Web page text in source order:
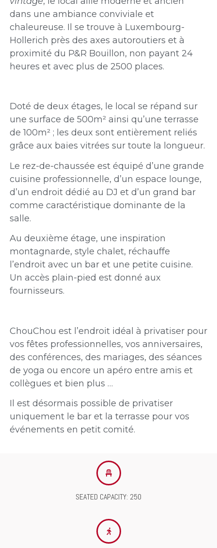
dans une ambiance conviviale et
chaleureuse. Il se trouve à Luxembourg-
Hollerich près des axes autoroutiers et à
proximité du P&R Bouillon, non payant 24
heures et avec plus de 2500 places.
Doté de deux étages, le local se répand sur
une surface de 500m² ainsi qu’une terrasse
de 100m² ; les deux sont entièrement reliés
grâce aux baies vitrées sur toute la longueur.
Le rez-de-chaussée est équipé d’une grande
cuisine professionnelle, d’un espace lounge,
d’un endroit dédié au DJ et d’un grand bar
comme caractéristique dominante de la
salle.
Au deuxième étage, une inspiration
montagnarde, style chalet, réchauffe
l’endroit avec un bar et une petite cuisine.
Un accès plain-pied est donné aux
fournisseurs.
ChouChou est l’endroit idéal à privatiser pour
vos fêtes professionnelles, vos anniversaires,
des conférences, des mariages, des séances
de yoga ou encore un apéro entre amis et
collègues et bien plus …
Il est désormais possible de privatiser
uniquement le bar et la terrasse pour vos
événements en petit comité.
SEATED CAPACITY: 250